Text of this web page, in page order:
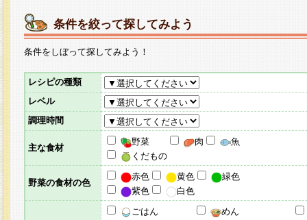
条件を絞って探してみよう
条件をしぼって探してみよう！
レシピの種類
レベル
調理時間
主な食材
野菜 肉
魚
くだもの
野菜の食材の色
赤色 黄色
緑色
紫色
白色
ごはん
めん